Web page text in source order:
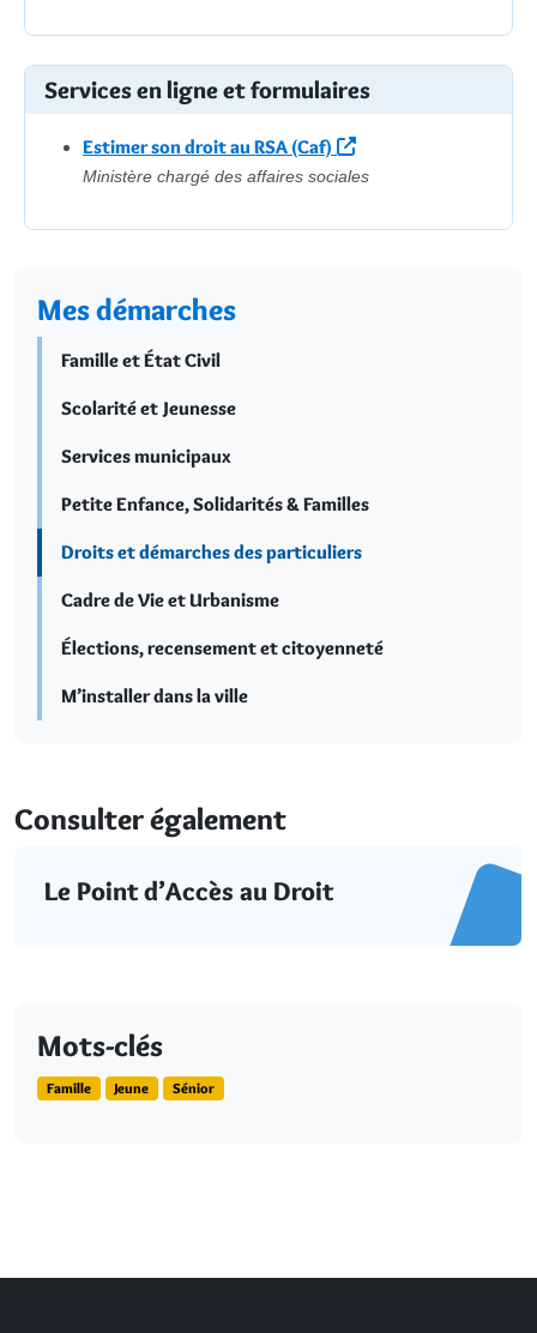
Services en ligne et formulaires
Estimer son droit au RSA (Caf)
Ministère chargé des affaires sociales
Mes démarches
Famille et État Civil
Scolarité et Jeunesse
Services municipaux
Petite Enfance, Solidarités & Familles
Droits et démarches des particuliers
Cadre de Vie et Urbanisme
Élections, recensement et citoyenneté
M’installer dans la ville
Consulter également
Le Point d’Accès au Droit
Mots-clés
Famille Jeune Sénior